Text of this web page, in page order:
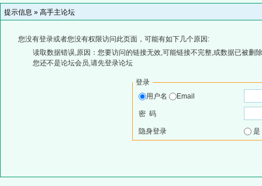
提示信息 » 高手主论坛
您没有登录或者您没有权限访问此页面，可能有如下几个原因:
读取数据错误,原因：您要访问的链接无效,可能链接不完整,或数据已被删
您还不是论坛会员,请先登录论坛
登录
用户名
Email
密 码
隐身登录